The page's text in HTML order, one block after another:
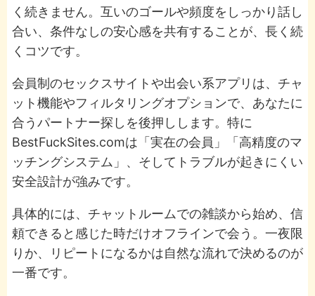
く続きません。互いのゴールや頻度をしっかり話し
合い、条件なしの安心感を共有することが、長く続
くコツです。
会員制のセックスサイトや出会い系アプリは、チャ
ット機能やフィルタリングオプションで、あなたに
合うパートナー探しを後押しします。特に
BestFuckSites.comは「実在の会員」「高精度のマ
ッチングシステム」、そしてトラブルが起きにくい
安全設計が強みです。
具体的には、チャットルームでの雑談から始め、信
頼できると感じた時だけオフラインで会う。一夜限
りか、リピートになるかは自然な流れで決めるのが
一番です。